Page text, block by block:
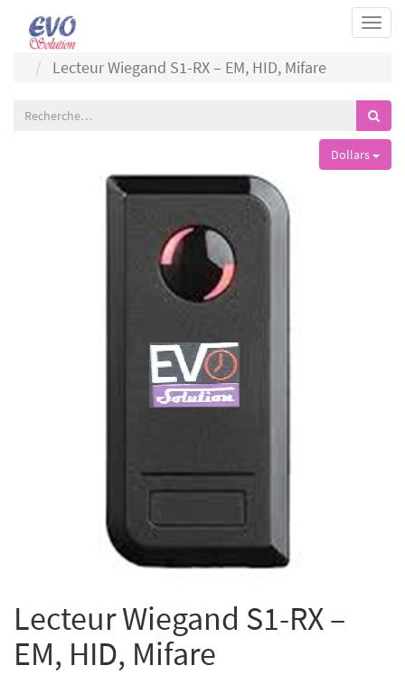
Lecteur Wiegand S1-RX – EM, HID, Mifare
Dollars
Lecteur Wiegand S1-RX –
EM, HID, Mifare